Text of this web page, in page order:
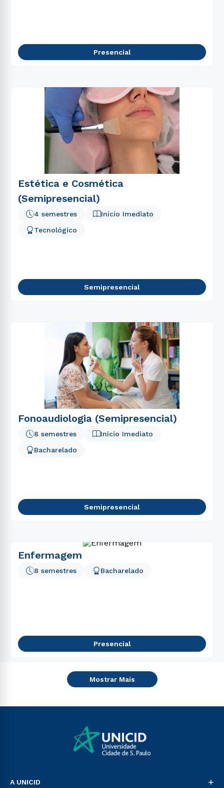
Presencial
Estética e Cosmética
(Semipresencial)
4 semestres
Início Imediato
Tecnológico
Semipresencial
Fonoaudiologia (Semipresencial)
Início Imediato
8 semestres
Bacharelado
Semipresencial
Enfermagem
8 semestres Bacharelado
Presencial
Mostrar Mais
A UNICID +